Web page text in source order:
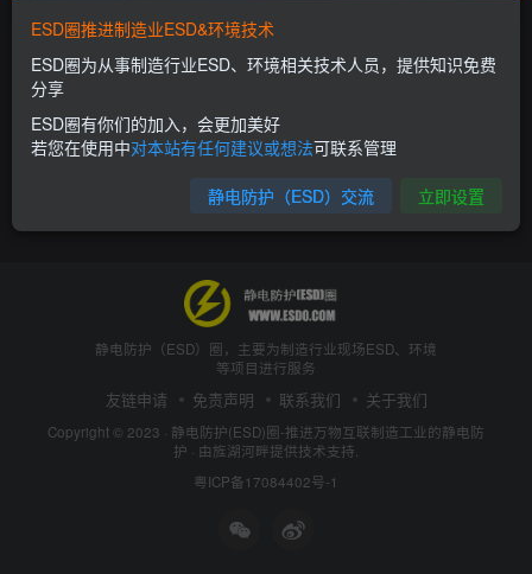
7935
静电防护（ESD）圈，主要为制造行业现场ESD、环境
等项目进行服务
友链申请 免责声明 联系我们 关于我们
Copyright © 2023 · 静电防护(ESD)圈-推进万物互联制造工业的静电防
护 · 由旌湖河畔提供技术支持.
粤ICP备17084402号-1
ESD圈推进制造业ESD&环境技术
ESD圈为从事制造行业ESD、环境相关技术人员，提供知识免费
分享
ESD圈有你们的加入，会更加美好
若您在使用中对本站有任何建议或想法可联系管理
静电防护（ESD）交流 立即设置